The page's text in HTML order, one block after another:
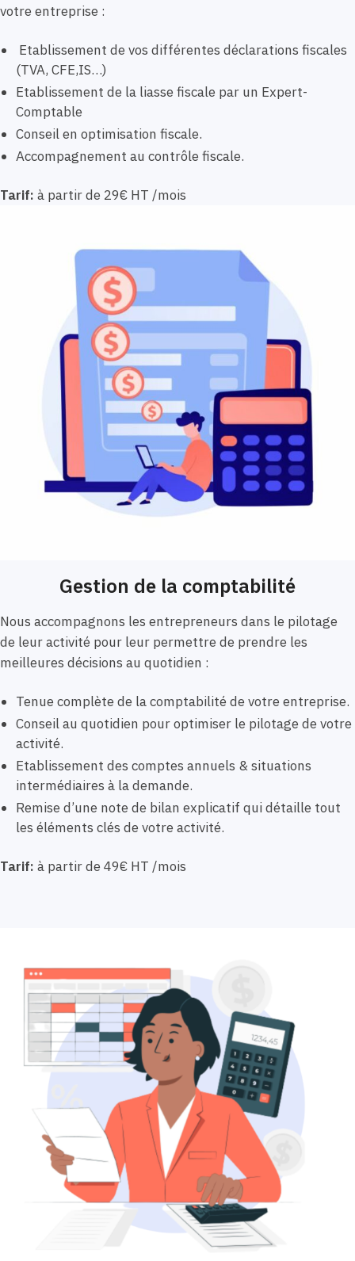
votre entreprise :
Etablissement de vos différentes déclarations fiscales
(TVA, CFE,IS…)
Etablissement de la liasse fiscale par un Expert-
Comptable
Conseil en optimisation fiscale.
Accompagnement au contrôle fiscale.
Tarif: à partir de 29€ HT /mois
Gestion de la comptabilité
Nous accompagnons les entrepreneurs dans le pilotage
de leur activité pour leur permettre de prendre les
meilleures décisions au quotidien :
Tenue complète de la comptabilité de votre entreprise.
Conseil au quotidien pour optimiser le pilotage de votre
activité.
Etablissement des comptes annuels & situations
intermédiaires à la demande.
Remise d’une note de bilan explicatif qui détaille tout
les éléments clés de votre activité.
Tarif: à partir de 49€ HT /mois